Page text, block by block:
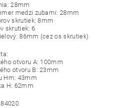
28mm
medzi zubami: 28mm
skrutiek: 8mm
skrutiek: 6
86mm (cez os skrutiek)
otvoru A: 100mm
otvoru B: 23mm
Hm: 43mm
H: 62mm